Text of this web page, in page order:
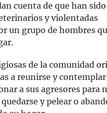
cuenta de que han
y violentadas
un grupo de hombres
de la comunidad
a reunirse y
a sus agresores para
y pelear o